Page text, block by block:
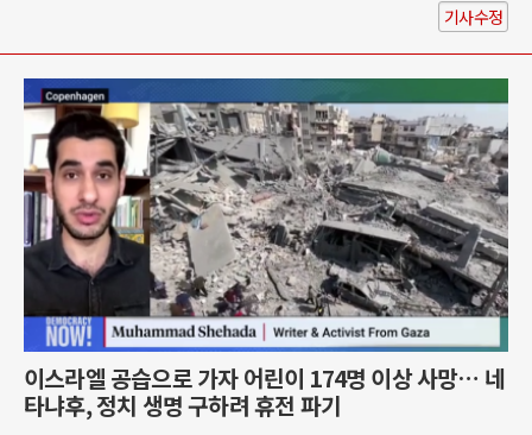
기사수정
이스라엘 공습으로 가자 어린이 174명 이상 사망… 네
타냐후, 정치 생명 구하려 휴전 파기